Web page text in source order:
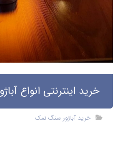
خرید اینترنتی انواع
خرید آباژور سنگ نمک